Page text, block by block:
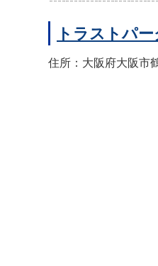
トラストパ
住所：大阪府大阪市